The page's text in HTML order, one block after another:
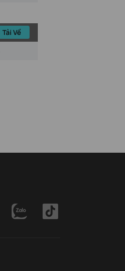
Tải Về